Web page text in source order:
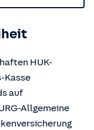
HUK-
Kasse
auf
Allgemeine